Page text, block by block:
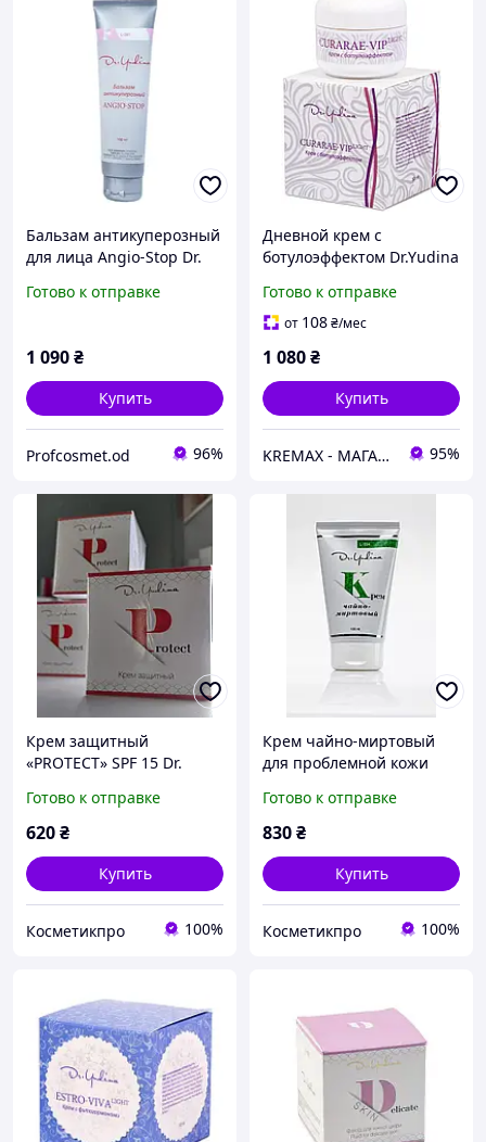
Бальзам антикуперозный
для лица Angio-Stop Dr.
Готово к отправке
1 090₴
Купить
Profcosmet.od 96%
Дневной крем с
ботулоэффектом Dr.Yudina
Готово к отправке
от 108₴/мес
1 080₴
Купить
KREMAX - МАГАЗИН КОСМЕТИКИ 95%
Крем защитный
«PROTECT» SPF 15 Dr.
Готово к отправке
620₴
Купить
Косметикпро 100%
Крем чайно-миртовый
для проблемной кожи
Готово к отправке
830₴
Купить
Косметикпро 100%